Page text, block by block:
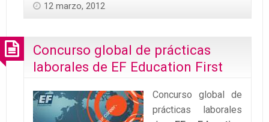
12 marzo, 2012
Concurso global de prácticas
laborales de EF Education First
Concurso global de
prácticas laborales